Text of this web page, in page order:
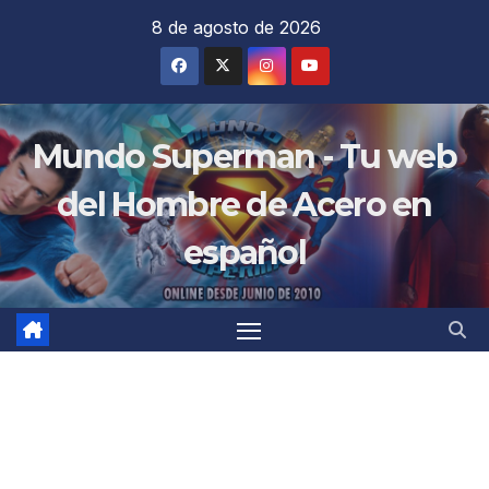
8 de agosto de 2026
Mundo Superman - Tu web
del Hombre de Acero en
español